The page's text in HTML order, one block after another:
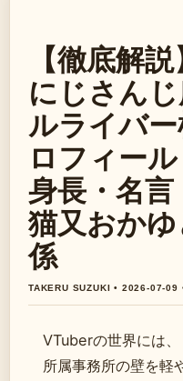
【徹底解説
にじさん
ルライバ
ロフィー
身長・名言
猫又おか
係
TAKERU SUZUKI • 2026-07-09
VTuberの世界には、
所属事務所の壁を軽